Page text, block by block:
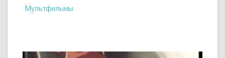
Мультфильмы